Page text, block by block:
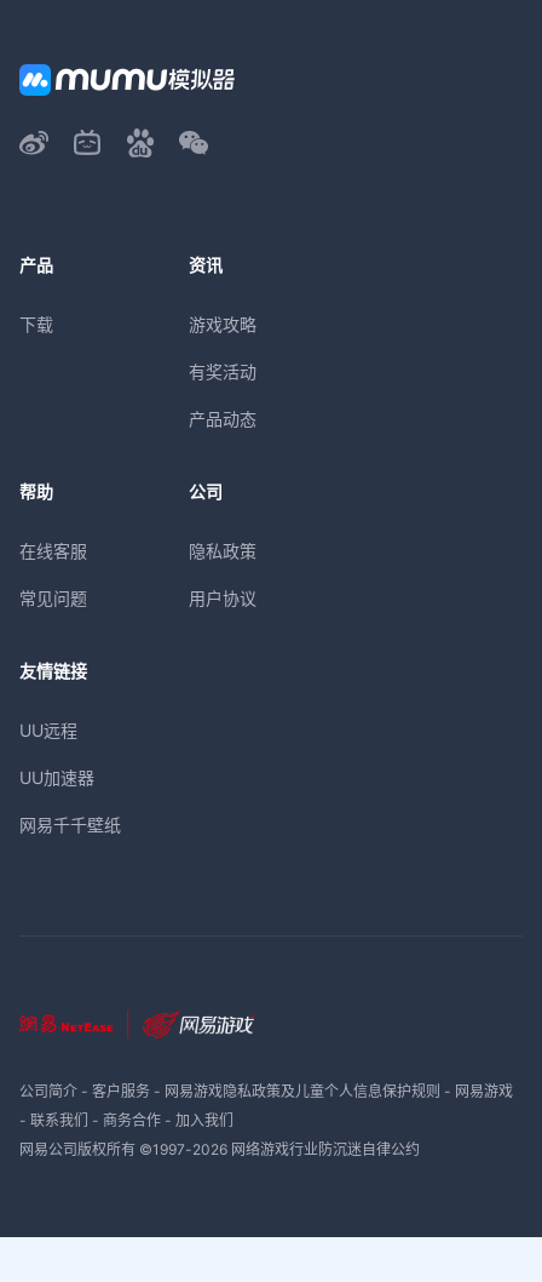
产品
下载
资讯
游戏攻略
有奖活动
产品动态
帮助
在线客服
常见问题
公司
隐私政策
用户协议
友情链接
UU远程
UU加速器
网易千千壁纸
公司简介- 客户服务- 网易游戏隐私政策及儿童个人信息保护规则 - 网易游戏
- 联系我们 - 商务合作- 加入我们
网易公司版权所有 ©1997-2026 网络游戏行业防沉迷自律公约